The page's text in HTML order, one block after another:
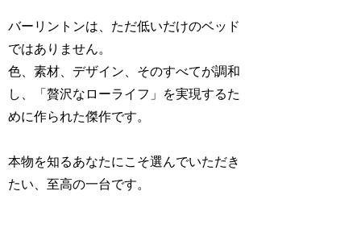
バーリントンは、ただ低いだけのベッド
ではありません。
色、素材、デザイン、そのすべてが調和
し、「贅沢なローライフ」を実現するた
めに作られた傑作です。
本物を知るあなたにこそ選んでいただき
たい、至高の一台です。